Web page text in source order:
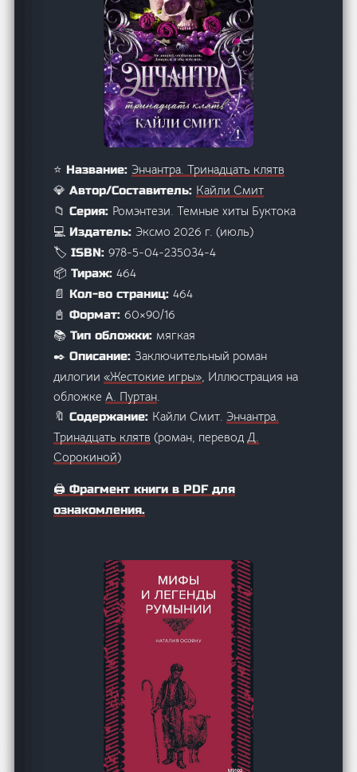
⭐ Название: Энчантра. Тринадцать клятв
💎 Автор/Составитель: Кайли Смит
📁 Серия: Ромэнтези. Темные хиты Буктока
💻 Издатель: Эксмо 2026 г. (июль)
🏷️ ISBN:978-5-04-235034-4
📦 Тираж:464
📄 Кол-во страниц:464
📓 Формат:60×90/16
📚 Тип обложки: мягкая
✒️ Описание:Заключительный роман
дилогии«Жестокие игры» , Иллюстрация на
обложке А. Пуртан
🔖 Содержание: Кайли Смит. Энчантра.
Тринадцать клятв (роман, перевод Д.
Сорокиной)
🖨️ Фрагмент книги в PDF для
ознакомления.